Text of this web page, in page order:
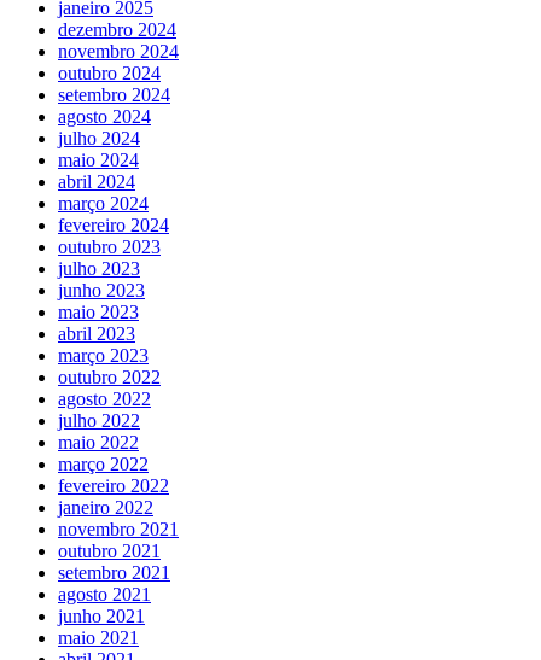
janeiro 2025
dezembro 2024
novembro 2024
outubro 2024
setembro 2024
agosto 2024
julho 2024
maio 2024
abril 2024
março 2024
fevereiro 2024
outubro 2023
julho 2023
junho 2023
maio 2023
abril 2023
março 2023
outubro 2022
agosto 2022
julho 2022
maio 2022
março 2022
fevereiro 2022
janeiro 2022
novembro 2021
outubro 2021
setembro 2021
agosto 2021
junho 2021
maio 2021